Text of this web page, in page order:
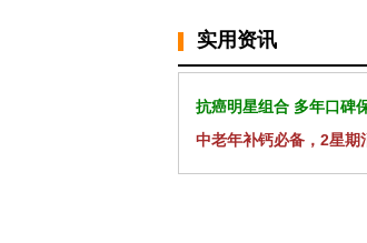
实用资讯
抗癌明星组合 多年口碑
中老年补钙必备，2星期